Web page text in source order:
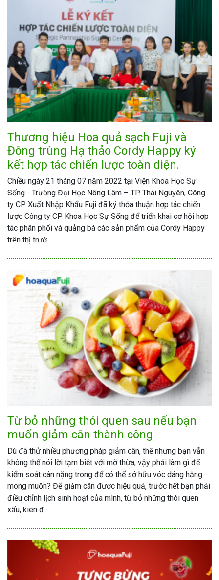
Thương hiệu Hoa quả sạch Fuji và
Đông trùng Hạ thảo Cordy Happy ký
kết hợp tác chiến lược toàn diện.
Chiều ngày 21 tháng 07 năm 2022 tại Viện Khoa Học Sự
Sống - Trường Đại Học Nông Lâm – TP. Thái Nguyên, Công
ty CP Xuất Nhập Khẩu Fuji đã ký thỏa thuận hợp tác chiến
lược Công ty CP Khoa Học Sự Sống để triển khai cơ hội hợp
tác phân phối và quảng bá các sản phẩm của Cordy Happy
trên thị trườ
Từ bỏ những thói quen sau nếu bạn
muốn giảm cân thành công
Dù đã thử nhiều phương pháp giảm cân, thế nhưng bạn vẫn
không thể nói lời tạm biệt với mỡ thừa, vậy phải làm gì để
kiểm soát cân nặng trong để có thể sở hữu vóc dáng hằng
mong muốn? Để giảm cân được hiệu quả, trước hết bạn phải
điều chỉnh lịch sinh hoạt của mình, từ bỏ những thói quen
xấu, kiên đ